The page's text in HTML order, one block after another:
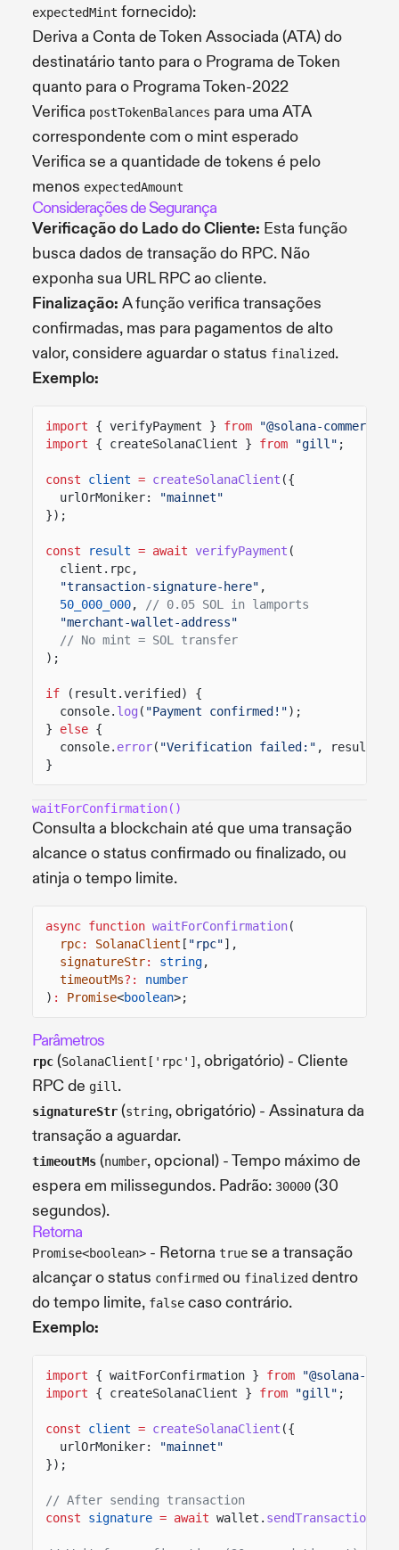
expectedMint fornecido):
Deriva a Conta de Token Associada (ATA) do
destinatário tanto para o Programa de Token
quanto para o Programa Token-2022
Verifica postTokenBalances para uma ATA
correspondente com o mint esperado
Verifica se a quantidade de tokens é pelo
menos expectedAmount
Considerações de Segurança
Verificação do Lado do Cliente: Esta função
busca dados de transação do RPC. Não
exponha sua URL RPC ao cliente.
Finalização: A função verifica transações
confirmadas, mas para pagamentos de alto
valor, considere aguardar o status finalized.
Exemplo:
import { verifyPayment } from
"@solana-commerce/
import
{ createSolanaClient } from "gill" ;
const client = createSolanaClient ({
urlOrMoniker:
"mainnet"
});
const result = await verifyPayment (
client.rpc,
"transaction-signature-here" ,
50_000_000,
// 0.05 SOL in lamports
"merchant-wallet-address"
// No mint = SOL transfer
);
if
(result.verified) {
console. log ( "Payment confirmed!");
}
else {
console. error( "Verification failed:" ,
}
waitForConfirmation()
Consulta a blockchain até que uma transação
alcance o status confirmado ou finalizado, ou
atinja o tempo limite.
async function waitForConfirmation(
rpc: SolanaClient [ "rpc"],
signatureStr: string,
timeoutMs?:
number
) : Promise<boolean>;
Parâmetros
rpc (SolanaClient['rpc'] , obrigatório) - Cliente
RPC de gill .
signatureStr (string, obrigatório) - Assinatura da
transação a aguardar.
timeoutMs (number, opcional) - Tempo máximo de
espera em milissegundos. Padrão: 30000 (30
segundos).
Retorna
Promise<boolean> - Retorna true se a transação
alcançar o status confirmed ou finalized dentro
do tempo limite, false caso contrário.
Exemplo:
import { waitForConfirmation } from
"@solana-
import
{ createSolanaClient } from "gill" ;
const client = createSolanaClient ({
urlOrMoniker:
"mainnet"
});
// After sending transaction
const
signature = await wallet. sendTransaction